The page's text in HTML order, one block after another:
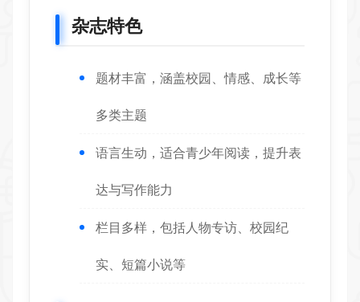
杂志特色
题材丰富，涵盖校园、情感、成长等
多类主题
语言生动，适合青少年阅读，提升表
达与写作能力
栏目多样，包括人物专访、校园纪
实、短篇小说等